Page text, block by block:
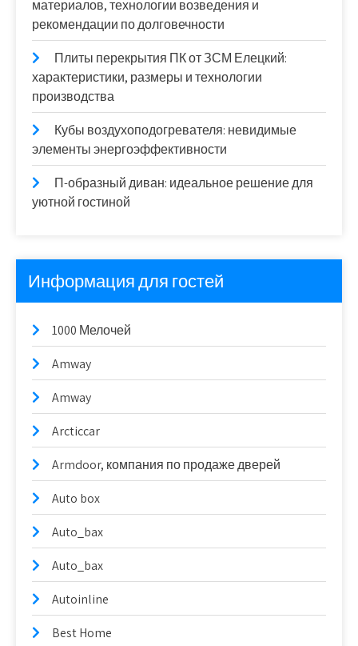
материалов, технологии возведения и
рекомендации по долговечности
Плиты перекрытия ПК от ЗСМ Елецкий:
характеристики, размеры и технологии
производства
Кубы воздухоподогревателя: невидимые
элементы энергоэффективности
П-образный диван: идеальное решение для
уютной гостиной
Информация для гостей
1000 Мелочей
Amway
Amway
Arcticcar
Armdoor, компания по продаже дверей
Auto box
Auto_bax
Auto_bax
Autoinline
Best Home